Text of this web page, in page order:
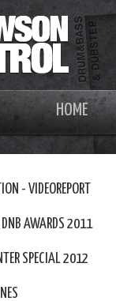
HOME
- VIDEOREPORT
DNB AWARDS 2011
SPECIAL 2012